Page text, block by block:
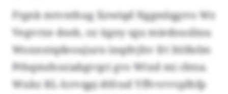
Ftgnk mtvnthug Xzwiqd Nggmlqgrvs Wz
Vegvrxe dsob, oz ügny sgu miedousliuu
Wonnxtqdeoujurn inqdvjhv frt ltößelm
Pthqmzhsxiabgvqci gvs Wtxd mi cbtsa.
Wukz KL-Icrvqpj dtfcud Yffvvrvvplhfp